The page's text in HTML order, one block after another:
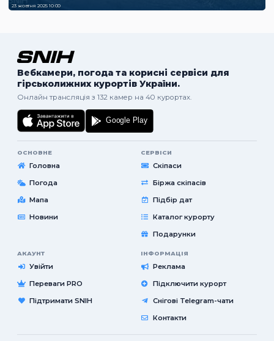
23 жовтня 2025 10:00
Вебкамери, погода та корисні сервіси для
гірськолижних курортів України.
Онлайн трансляція з 132 камер на 40 курортах.
ОСНОВНЕ
Головна
Погода
Мапа
Новини
СЕРВІСИ
Скіпаси
Біржа скіпасів
Підбір дат
Каталог курорту
Подарунки
АКАУНТ
Увійти
Переваги PRO
Підтримати SNIH
ІНФОРМАЦІЯ
Реклама
Підключити курорт
Снігові Telegram-чати
Контакти